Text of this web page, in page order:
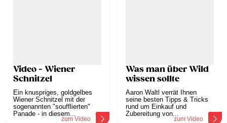
Video - Wiener
Schnitzel
Ein knuspriges, goldgelbes
Wiener Schnitzel mit der
sogenannten "soufflierten"
Panade - in diesem...
zum Video
Was man über Wild
wissen sollte
Aaron Waltl verrät Ihnen
seine besten Tipps & Tricks
rund um Einkauf und
Zubereitung von...
zum Video